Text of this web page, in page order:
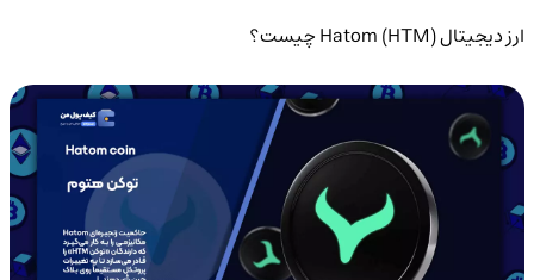
ارز دیجیتال Hatom (HTM) چیست؟